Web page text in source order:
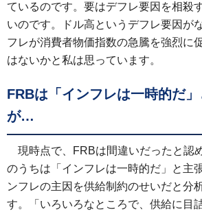
ているのです。要はデフレ要因を相殺
いのです。ドル高というデフレ要因が
フレが消費者物価指数の急騰を強烈に
はないかと私は思っています。
FRBは「インフレは一時的だ
が…
現時点で、FRBは間違いだったと認
のうちは「インフレは一時的だ」と主
ンフレの主因を供給制約のせいだと分
す。「いろいろなところで、供給に目